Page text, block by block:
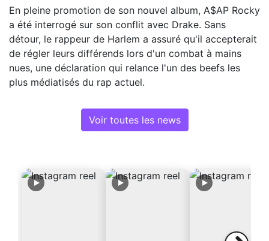
En pleine promotion de son nouvel album, A$AP Rocky
a été interrogé sur son conflit avec Drake. Sans
détour, le rappeur de Harlem a assuré qu'il accepterait
de régler leurs différends lors d'un combat à mains
nues, une déclaration qui relance l'un des beefs les
plus médiatisés du rap actuel.
Voir toutes les news